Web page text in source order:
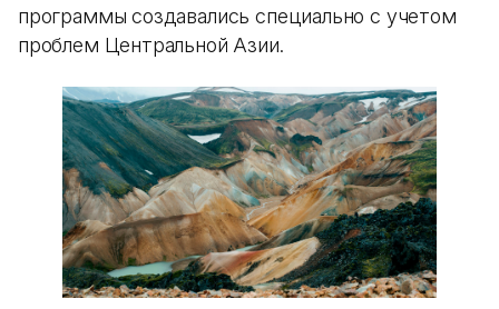
программы создавались специально с учетом
проблем Центральной Азии.